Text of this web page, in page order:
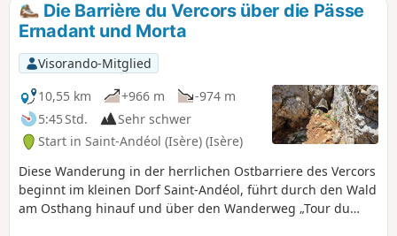
Die Barrière du Vercors über die Pässe
Ernadant und Morta
Visorando-Mitglied
10,55 km
+966 m
-974 m
5:45 Std.
Sehr schwer
Start in Saint-Andéol (Isère) (Isère)
Diese Wanderung in der herrlichen Ostbarriere des Vercors
beginnt im kleinen Dorf Saint-Andéol, führt durch den Wald
am Osthang hinauf und über den Wanderweg „Tour du